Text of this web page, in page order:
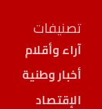
تصنيفات
آراء وأقلام
أخبار وطنية
الإقتصاد